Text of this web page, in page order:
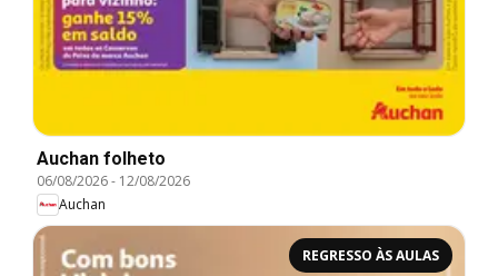
Auchan folheto
06/08/2026- 12/08/2026
Auchan
REGRESSO ÀS AULAS